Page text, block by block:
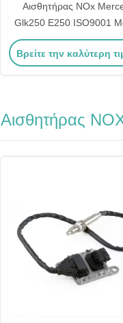
Αισθητήρας NOx
Glk250 E250 ISO9001
OEM 5WK96682A
Βρείτε την καλύτερη
Αισθητήρας